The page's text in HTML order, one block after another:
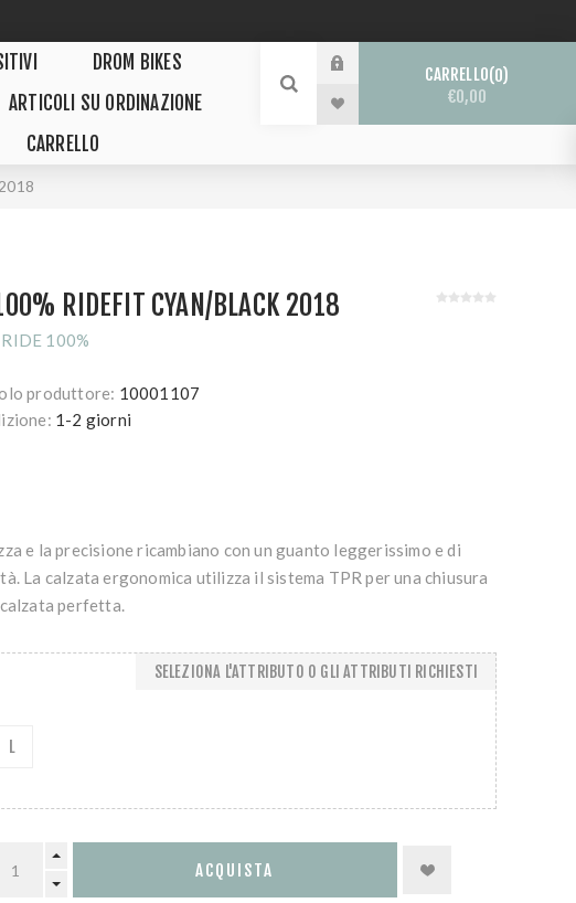
DROM BIKES
ARTICOLI SU ORDINAZIONE
CARRELLO
CARRELLO 0
€0,00
RIDEFIT CYAN/BLACK 2018
RIDE 100%
produttore: 10001107
1-2 giorni
e la precisione ricambiano con un guanto leggerissimo e di
La calzata ergonomica utilizza il sistema TPR per una chiusura
perfetta.
L
SELEZIONA L'ATTRIBUTO O GLI ATTRIBUTI RICHIESTI